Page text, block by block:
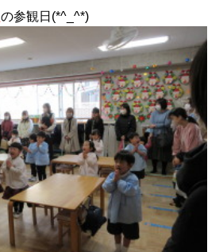
の参観日(*^_^*)